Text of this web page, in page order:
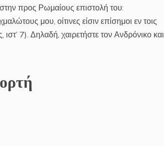
προς Ρωμαίους επιστολή του:
μου, οίτινες είσιν επίσημοι εν τοις
7). Δηλαδή, χαιρετήστε τον Ανδρόνικο και